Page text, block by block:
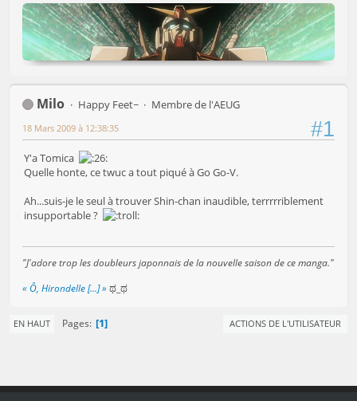
Milo Happy Feet~ Membre de l'AEUG
#1
18 Mars 2009 à 12:38:35
Y'a Tomica
Quelle honte, ce twuc a tout piqué à Go Go-V.
Ah...suis-je le seul à trouver Shin-chan inaudible, terrrrriblement
insupportable ?
"J'adore trop les doubleurs japonnais de la nouvelle saison de ce manga."
« Ô, Hirondelle [...] » ಥ_ಥ
EN HAUT Pages 1 ACTIONS DE L'UTILISATEUR